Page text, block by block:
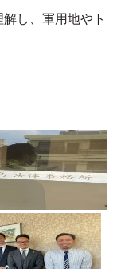
し、軍用地やト